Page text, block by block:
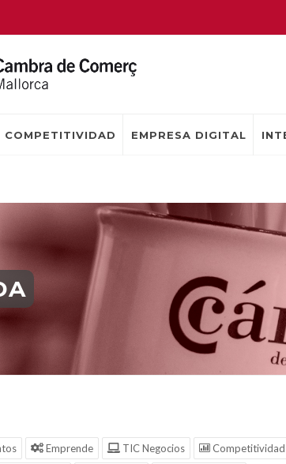
COMPETITIVIDAD EMPRESA DIGITAL
Emprende TIC Negocios Competitividad